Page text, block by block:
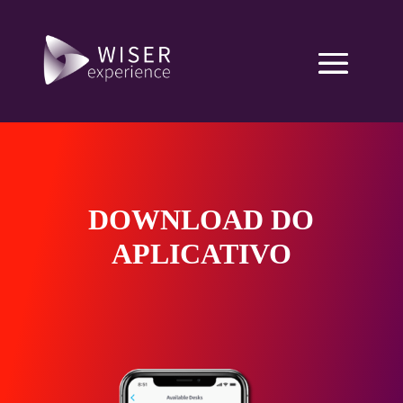
DOWNLOAD DO
APLICATIVO